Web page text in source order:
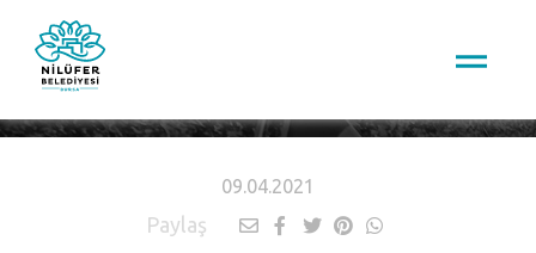
09.04.2021
Paylaş